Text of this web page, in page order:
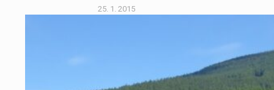
25. 1. 2015